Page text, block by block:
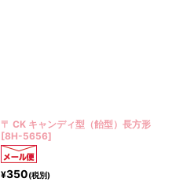
〒 CK キャンディ型（飴型）長方形
[8H-5656]
¥350(税別)